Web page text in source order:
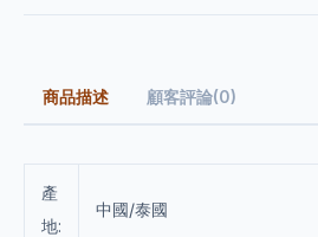
商品描述 顧客評論(0)
產
地:
中國/泰國